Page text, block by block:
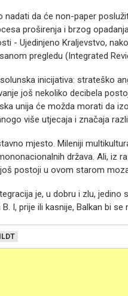
da će non-paper
proširenja i brzog
- Ujedinjeno Kraljevstvo,
pregledu (Integrated
inicijativa: strateško
još nekoliko decibela
unija će možda morati da
više utjecaja i značaja
mjesto. Mileniji
država. Ali, iz
postoji u ovom starom
je, u dobru i zlu,
I, prije ili kasnije, Balkan bi